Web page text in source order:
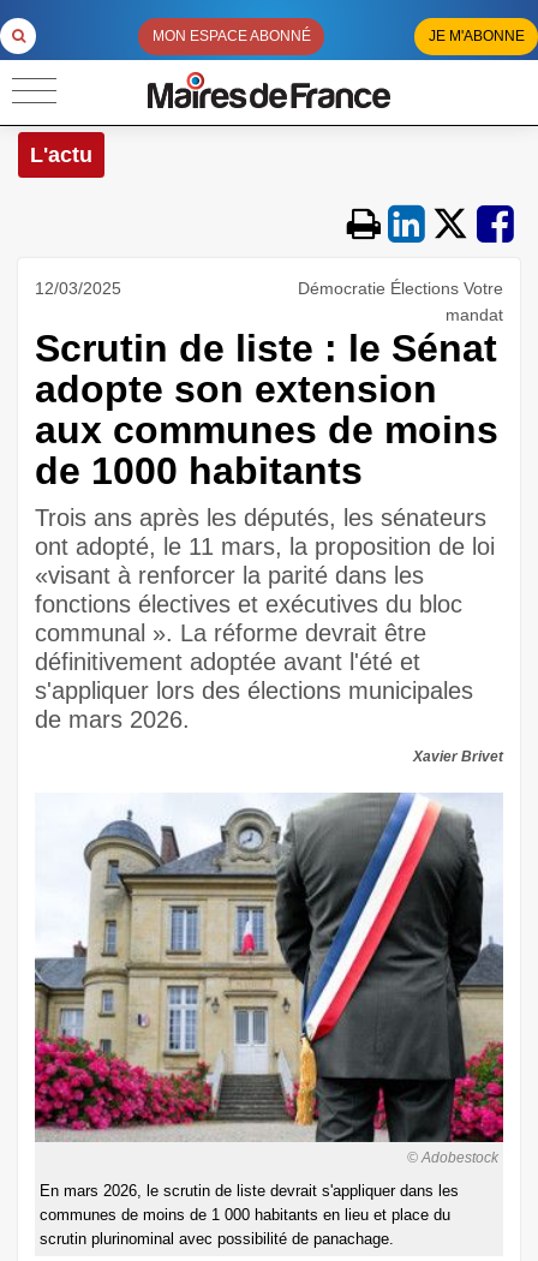
MON ESPACE ABONNÉ JE M'ABONNE
L'actu
12/03/2025
Démocratie Élections Votre
mandat
Scrutin de liste : le Sénat
adopte son extension
aux communes de moins
de 1000 habitants
Trois ans après les députés, les sénateurs
ont adopté, le 11 mars, la proposition de loi
«visant à renforcer la parité dans les
fonctions électives et exécutives du bloc
communal ». La réforme devrait être
définitivement adoptée avant l'été et
s'appliquer lors des élections municipales
de mars 2026.
Xavier Brivet
© Adobestock
En mars 2026, le scrutin de liste devrait s'appliquer dans les
communes de moins de 1 000 habitants en lieu et place du
scrutin plurinominal avec possibilité de panachage.